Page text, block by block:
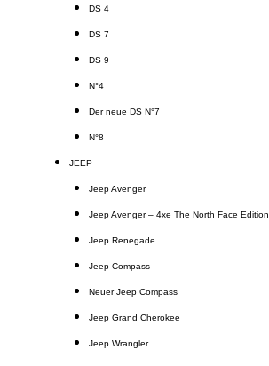
DS 4
DS 7
DS 9
N°4
Der neue DS N°7
N°8
JEEP
Jeep Avenger
Jeep Avenger – 4xe The North Face Edition
Jeep Renegade
Jeep Compass
Neuer Jeep Compass
Jeep Grand Cherokee
Jeep Wrangler